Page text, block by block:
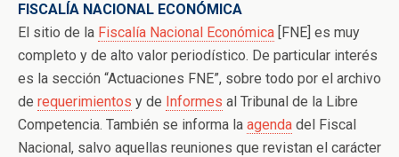
FISCALÍA NACIONAL ECONÓMICA
El sitio de la Fiscalía Nacional Económica [FNE] es muy
completo y de alto valor periodístico. De particular interés
es la sección “Actuaciones FNE”, sobre todo por el archivo
de requerimientos y de Informes al Tribunal de la Libre
Competencia. También se informa la agenda del Fiscal
Nacional, salvo aquellas reuniones que revistan el carácter